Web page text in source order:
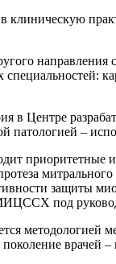
направления
в Центре
патологией –
приоритетные
защиты
под
методологией
врачей –